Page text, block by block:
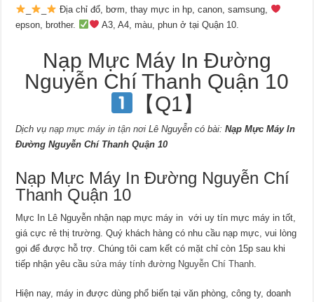
Địa chỉ đổ, bơm, thay mực in hp, canon, samsung,
epson, brother.
A3, A4, màu, phun ở tại Quận 10.
Nạp Mực Máy In Đường
Nguyễn Chí Thanh Quận 10
【Q1】
Dịch vụnạp mực máy in tận nơi Lê Nguyễn có bài:Nạp Mực Máy In
Đường Nguyễn Chí Thanh Quận 10
Nạp Mực Máy In Đường Nguyễn Chí
Thanh Quận 10
Mực In Lê Nguyễn nhận nạp mực máy in với uy tín mực máy in tốt,
giá cực rẻ thị trường. Quý khách hàng có nhu cầu nạp mực, vui lòng
gọi để được hỗ trợ. Chúng tôi cam kết có mặt chỉ còn 15p sau khi
tiếp nhận yêu cầusửa máy tính đường Nguyễn Chí Thanh
Hiện nay, máy in được dùng phổ biến tại văn phòng, công ty, doanh